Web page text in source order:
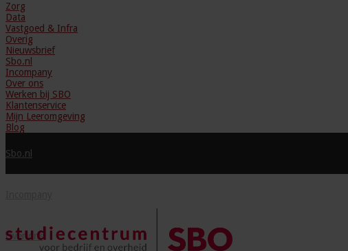
Zorg
Data
Vastgoed & Infra
Overig
Nieuwsbrief
Sbo.nl
Incompany
Over ons
Werken bij SBO
Klantenservice
Mijn Leeromgeving
Blog
Sbo.nl
Over ons